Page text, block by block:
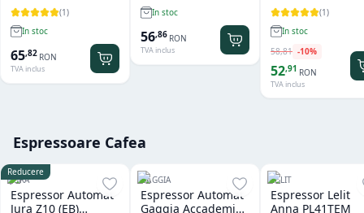
(1)
In stoc
65,82 RON
TVA inclus
In stoc
56,86 RON
TVA inclus
(1)
In stoc
58,81 -10%
52,91 RON
TVA inclus
Espressoare Cafea
Reducere
JURA
Espressor Automat
Jura Z10 (EB)
GAGGIA
Espressor Automat
Gaggia Accademia
LELIT
Espressor Lelit
Anna PL41TEM